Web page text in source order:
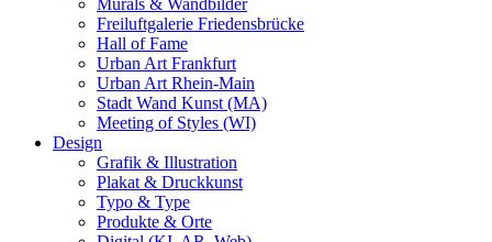
Murals & Wandbilder
Freiluftgalerie Friedensbrücke
Hall of Fame
Urban Art Frankfurt
Urban Art Rhein-Main
Stadt Wand Kunst (MA)
Meeting of Styles (WI)
Design
Grafik & Illustration
Plakat & Druckkunst
Typo & Type
Produkte & Orte